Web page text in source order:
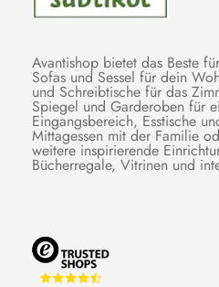
Avantishop bietet das Beste
Sofas und Sessel für dein
und Schreibtische für das
Spiegel und Garderoben für
Eingangsbereich, Esstische
Mittagessen mit der Familie
weitere inspirierende
Bücherregale, Vitrinen und